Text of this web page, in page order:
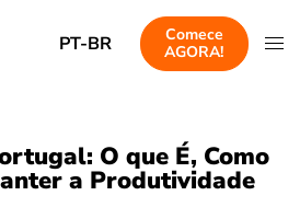
PT-BR
Comece
AGORA!
O que É, Como
a Produtividade